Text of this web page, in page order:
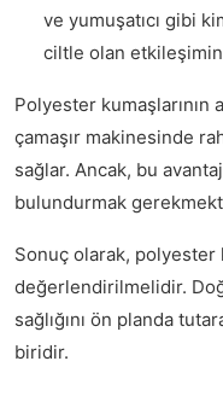
ve yumuşatıcı gibi
ciltle olan
Polyester kumaşlarının
çamaşır makinesinde
sağlar. Ancak, bu
bulundurmak
Sonuç olarak, polyester
değerlendirilmelidir.
sağlığını ön planda
biridir.